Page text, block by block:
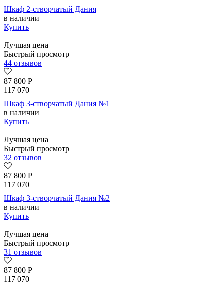
Шкаф 2-створчатый Дания
в наличии
Купить
Лучшая цена
Быстрый просмотр
44 отзывов
87 800 Р
117 070
Шкаф 3-створчатый Дания №1
в наличии
Купить
Лучшая цена
Быстрый просмотр
32 отзывов
87 800 Р
117 070
Шкаф 3-створчатый Дания №2
в наличии
Купить
Лучшая цена
Быстрый просмотр
31 отзывов
87 800 Р
117 070